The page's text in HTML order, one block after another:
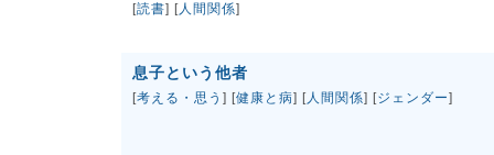
[読書] [人間関係]
息子という他者
[考える・思う ] [健康と病] [人間関係] [ジェンダー]